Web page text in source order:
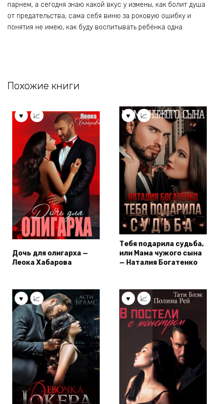
парнем, а сегодня знаю какой вкус у измены, как болит душа
от предательства, сама себя виню за роковую ошибку и
понятия не имею, как буду воспитывать ребёнка одна.
Похожие книги
Дочь для олигарха —
Леока Хабарова
Тебя подарила судьба,
или Мама чужого сына
— Наталия Богатенко